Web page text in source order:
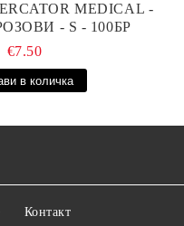
MEDICAL -
- S - 100БР
€7.50
Контакт